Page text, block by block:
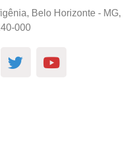
Belo Horizonte - MG,
000